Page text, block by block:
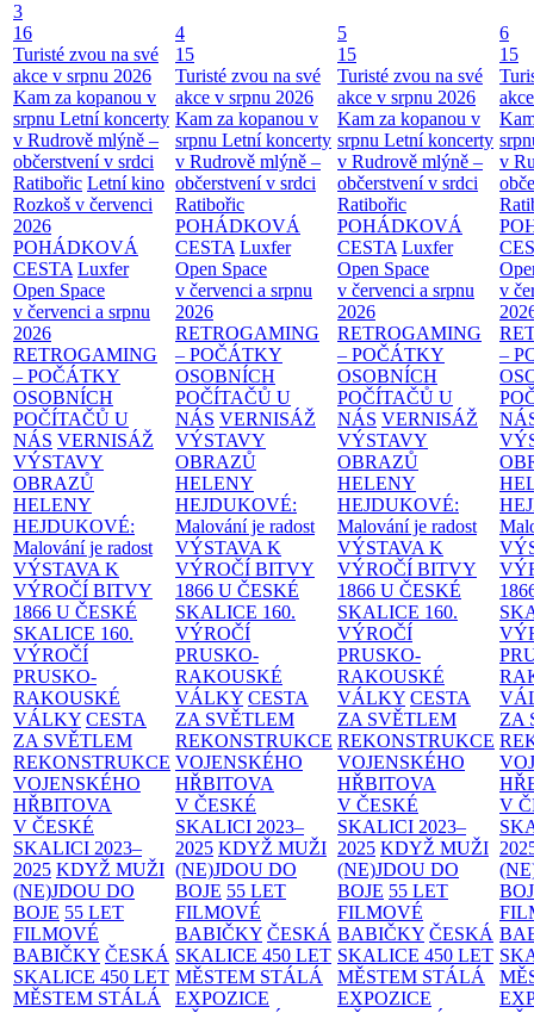
3
16
Turisté zvou na své
akce v srpnu 2026
Kam za kopanou v
srpnu Letní koncerty
v Rudrově mlýně –
občerstvení v srdci
Ratibořic Letní kino
Rozkoš v červenci
2026
POHÁDKOVÁ
CESTA Luxfer
Open Space
v červenci a srpnu
2026
RETROGAMING
– POČÁTKY
OSOBNÍCH
POČÍTAČŮ U
NÁS VERNISÁŽ
VÝSTAVY
OBRAZŮ
HELENY
HEJDUKOVÉ:
Malování je radost
VÝSTAVA K
VÝROČÍ BITVY
1866 U ČESKÉ
SKALICE 160.
VÝROČÍ
PRUSKO-
RAKOUSKÉ
VÁLKY CESTA
ZA SVĚTLEM
REKONSTRUKCE
VOJENSKÉHO
HŘBITOVA
V ČESKÉ
SKALICI 2023–
2025 KDYŽ MUŽI
(NE)JDOU DO
BOJE 55 LET
FILMOVÉ
BABIČKY ČESKÁ
SKALICE 450 LET
MĚSTEM STÁLÁ
4
15
Turisté zvou na své
akce v srpnu 2026
Kam za kopanou v
srpnu Letní koncerty
v Rudrově mlýně –
občerstvení v srdci
Ratibořic
POHÁDKOVÁ
CESTA Luxfer
Open Space
v červenci a srpnu
2026
RETROGAMING
– POČÁTKY
OSOBNÍCH
POČÍTAČŮ U
NÁS VERNISÁŽ
VÝSTAVY
OBRAZŮ
HELENY
HEJDUKOVÉ:
Malování je radost
VÝSTAVA K
VÝROČÍ BITVY
1866 U ČESKÉ
SKALICE 160.
VÝROČÍ
PRUSKO-
RAKOUSKÉ
VÁLKY CESTA
ZA SVĚTLEM
REKONSTRUKCE
VOJENSKÉHO
HŘBITOVA
V ČESKÉ
SKALICI 2023–
2025 KDYŽ MUŽI
(NE)JDOU DO
BOJE 55 LET
FILMOVÉ
BABIČKY ČESKÁ
SKALICE 450 LET
MĚSTEM STÁLÁ
EXPOZICE
5
15
Turisté zvou na své
akce v srpnu 2026
Kam za kopanou v
srpnu Letní koncerty
v Rudrově mlýně –
občerstvení v srdci
Ratibořic
POHÁDKOVÁ
CESTA Luxfer
Open Space
v červenci a srpnu
2026
RETROGAMING
– POČÁTKY
OSOBNÍCH
POČÍTAČŮ U
NÁS VERNISÁŽ
VÝSTAVY
OBRAZŮ
HELENY
HEJDUKOVÉ:
Malování je radost
VÝSTAVA K
VÝROČÍ BITVY
1866 U ČESKÉ
SKALICE 160.
VÝROČÍ
PRUSKO-
RAKOUSKÉ
VÁLKY CESTA
ZA SVĚTLEM
REKONSTRUKCE
VOJENSKÉHO
HŘBITOVA
V ČESKÉ
SKALICI 2023–
2025 KDYŽ MUŽI
(NE)JDOU DO
BOJE 55 LET
FILMOVÉ
BABIČKY ČESKÁ
SKALICE 450 LET
MĚSTEM STÁLÁ
EXPOZICE
6
15
v
v
–
ZA
V